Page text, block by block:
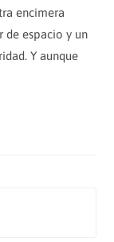
encimera
de espacio y un
Y aunque